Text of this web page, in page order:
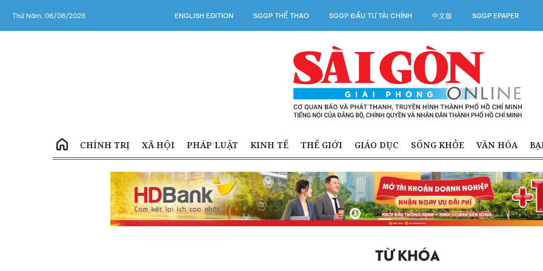
Thứ Năm, 06/08/2026 ENGLISH EDITION SGGP THỂ THAO SGGP ĐẦU TƯ TÀI CHÍNH 中文版 SGGP EPAPER
CHÍNH TRỊ XÃ HỘI PHÁP LUẬT KINH TẾ THẾ GIỚI GIÁO DỤC SỐNG KHỎE VĂN HÓA
TỪ KHÓA